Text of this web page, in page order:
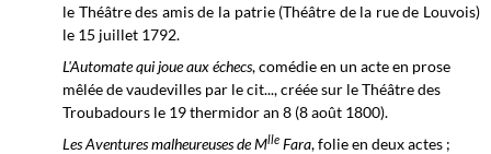
le Théâtre des amis de la patrie (Théâtre de la rue de Louvois)
le 15 juillet 1792.
L'Automate qui joue aux échecs, comédie en un acte en prose
mêlée de vaudevilles par le cit..., créée sur le Théâtre des
Troubadours le 19 thermidor an 8 (8 août 1800).
Les Aventures malheureuses de Mlle Fara, folie en deux actes ;